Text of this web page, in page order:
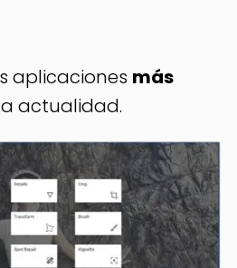
aplicaciones más
actualidad.